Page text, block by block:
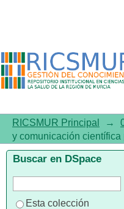
tema
control"
RICSMUR Principal →
y comunicación científica
Buscar en DSpace
Esta colección